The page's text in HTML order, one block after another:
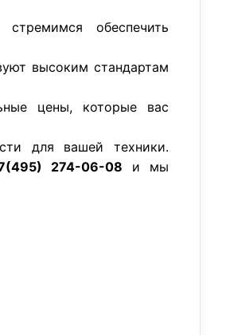
обеспечить
высоким стандартам
цены, которые вас
для вашей техники.
274-06-08 и мы